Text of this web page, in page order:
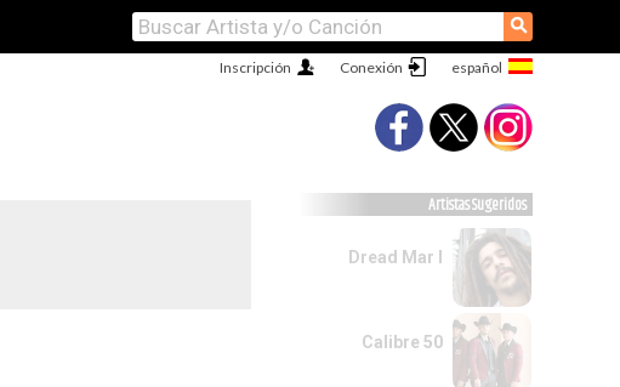
⚲
Conexión
Inscripción
Artistas Sugeridos
Dread Mar I
Calibre 50